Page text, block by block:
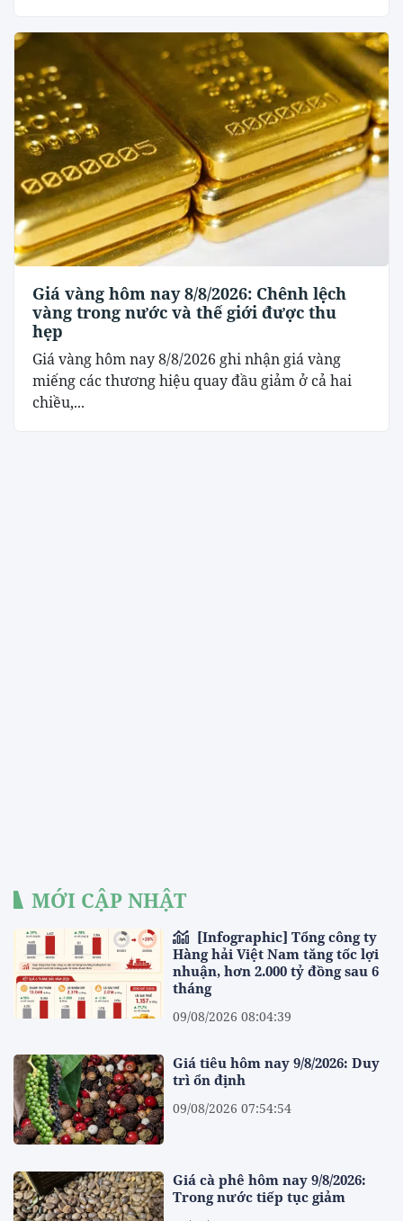
Giá vàng hôm nay 8/8/2026: Chênh lệch
vàng trong nước và thế giới được thu
hẹp
Giá vàng hôm nay 8/8/2026 ghi nhận giá vàng
miếng các thương hiệu quay đầu giảm ở cả hai
chiều,...
MỚI CẬP NHẬT
Hàng hải Việt Nam tăng tốc lợi
nhuận, hơn 2.000 tỷ đồng sau 6
tháng
09/08/2026 08:04:39
Giá tiêu hôm nay 9/8/2026: Duy
trì ổn định
09/08/2026 07:54:54
Giá cà phê hôm nay 9/8/2026:
Trong nước tiếp tục giảm